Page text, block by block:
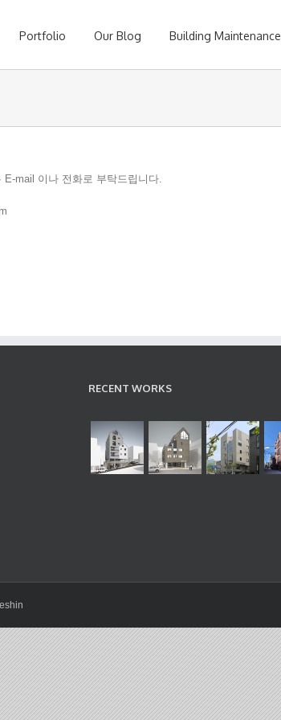
Portfolio Our Blog Building Maintenance
E-mail 이나 전화로 부탁드립니다.
RECENT WORKS